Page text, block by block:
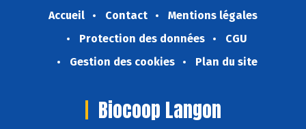
Accueil Contact
Mentions légales
Protection des données
CGU
Gestion des cookies
Plan du site
Biocoop Langon